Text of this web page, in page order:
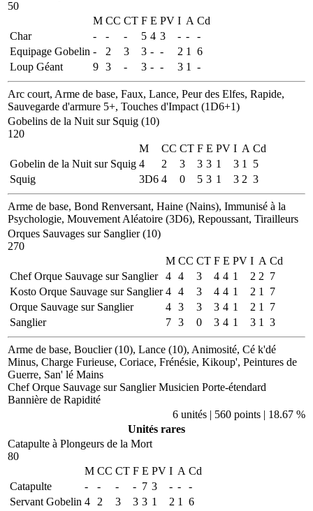
50
M CC CT F E PV I A Cd
Char
- - - 5 4 3 - -
-
Equipage Gobelin - 2 3 3 - - 2 1
6
Loup Géant
9 3 - 3 - - 3 1 -
Arc court, Arme de base, Faux, Lance, Peur des Elfes, Rapide,
Sauvegarde d'armure 5+, Touches d'Impact (1D6+1)
Gobelins de la Nuit sur Squig (10)
120
M
CC CT F E PV I A Cd
Gobelin de la Nuit sur Squig 4 2 3 3 3 1 3 1
5
Squig
3D6 4 0 5 3 1 3 2 3
Arme de base, Bond Renversant, Haine (Nains), Immunisé à la
Psychologie, Mouvement Aléatoire (3D6), Repoussant, Tirailleurs
Orques Sauvages sur Sanglier (10)
270
M CC CT F E PV I A Cd
Chef Orque Sauvage sur Sanglier
4 4 3 4 4 1 2 2 7
Kosto Orque Sauvage sur Sanglier 4 4 3 4 4 1 2 1
7
Orque Sauvage sur Sanglier
4 3 3 3 4 1 2 1
7
Sanglier
7 3 0 3 4 1 3 1 3
Arme de base, Bouclier (10), Lance (10), Animosité, Cé k'dé
Minus, Charge Furieuse, Coriace, Frénésie, Kikoup', Peintures de
Guerre, San' lé Mains
Chef Orque Sauvage sur Sanglier Musicien Porte-étendard
Bannière de Rapidité
6 unités | 560 points | 18.67 %
Unités rares
Catapulte à Plongeurs de la Mort
80
M CC CT F E PV I A Cd
Catapulte
- - - - 7 3 - -
-
Servant Gobelin 4 2 3 3 3 1 2 1 6